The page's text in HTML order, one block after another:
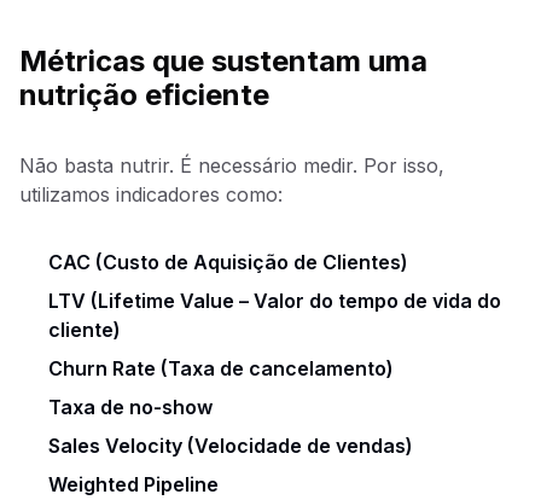
Métricas que sustentam uma
nutrição eficiente
Não basta nutrir. É necessário medir. Por isso,
utilizamos indicadores como:
CAC (Custo de Aquisição de Clientes)
LTV (Lifetime Value – Valor do tempo de vida do
cliente)
Churn Rate (Taxa de cancelamento)
Taxa de no-show
Sales Velocity (Velocidade de vendas)
Weighted Pipeline